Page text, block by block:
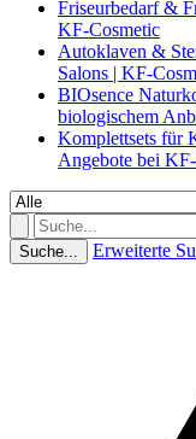
Friseurbedarf &
KF-Cosmetic
Autoklaven &
Salons | KF-
BIOsence
biologischem
Komplettsets für
Angebote bei
Suche... Erweiterte